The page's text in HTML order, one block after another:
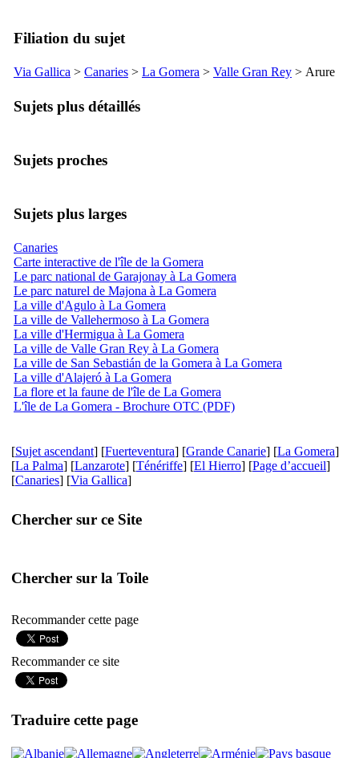
Filiation du sujet
Via Gallica > Canaries > La Gomera > Valle Gran Rey > Arure
Sujets plus détaillés
Sujets proches
Sujets plus larges
Canaries
Carte interactive de l'île de la Gomera
Le parc national de Garajonay à La Gomera
Le parc naturel de Majona à La Gomera
La ville d'Agulo à La Gomera
La ville de Vallehermoso à La Gomera
La ville d'Hermigua à La Gomera
La ville de Valle Gran Rey à La Gomera
La ville de San Sebastián de la Gomera à La Gomera
La ville d'Alajeró à La Gomera
La flore et la faune de l'île de La Gomera
L'île de La Gomera - Brochure OTC (PDF)
[Sujet ascendant] [Fuerteventura] [Grande Canarie] [La Gomera]
[La Palma] [Lanzarote] [Ténériffe] [El Hierro] [Page d’accueil]
[Canaries] [Via Gallica]
Chercher sur ce Site
Chercher sur la Toile
Recommander cette page
Recommander ce site
Traduire cette page